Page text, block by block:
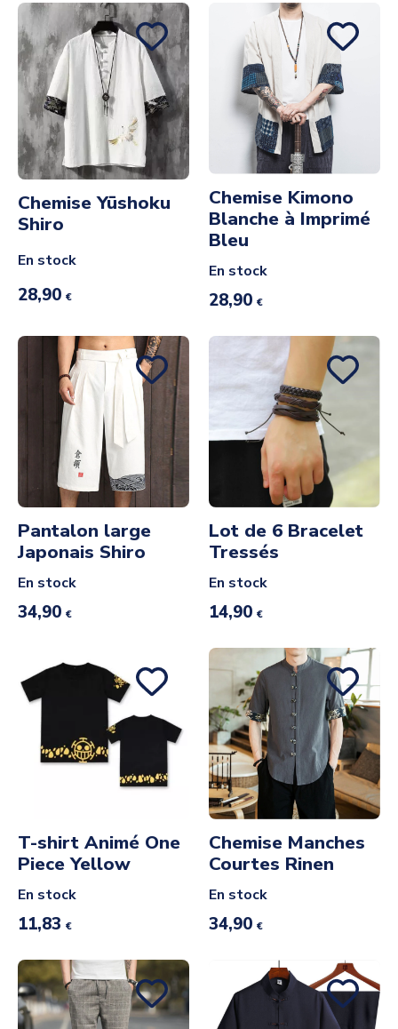
Chemise Yūshoku
Shiro
En stock
28,90 €
Chemise Kimono
Blanche à Imprimé
Bleu
En stock
28,90 €
Pantalon large
Japonais Shiro
En stock
34,90 €
Lot de 6 Bracelet
Tressés
En stock
14,90 €
T-shirt Animé One
Piece Yellow
En stock
11,83 €
Chemise Manches
Courtes Rinen
En stock
34,90 €